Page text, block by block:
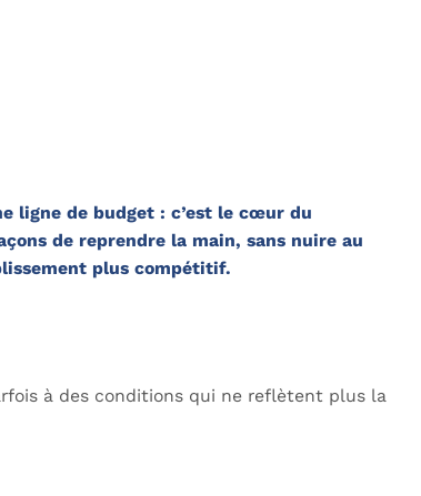
ligne de budget : c’est le cœur du
de reprendre la main, sans nuire au
plus compétitif.
à des conditions qui ne reflètent plus la